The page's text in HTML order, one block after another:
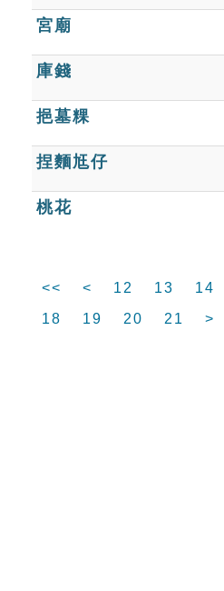
宮廟
庫錢
挹墓粿
捏麵尪仔
桃花
<< < 12 13 14
18
19 20 21 >